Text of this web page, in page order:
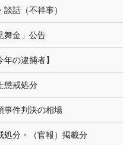
談話（不祥事）
舞金」公告
の逮捕者】
懲戒処分
事件判決の相場
処分・（官報）掲載分